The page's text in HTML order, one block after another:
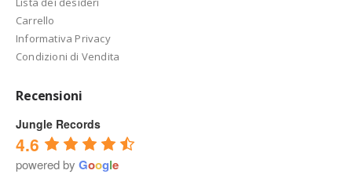
Carrello
Informativa Privacy
Condizioni di Vendita
Recensioni
Jungle Records
4.6
powered by Google